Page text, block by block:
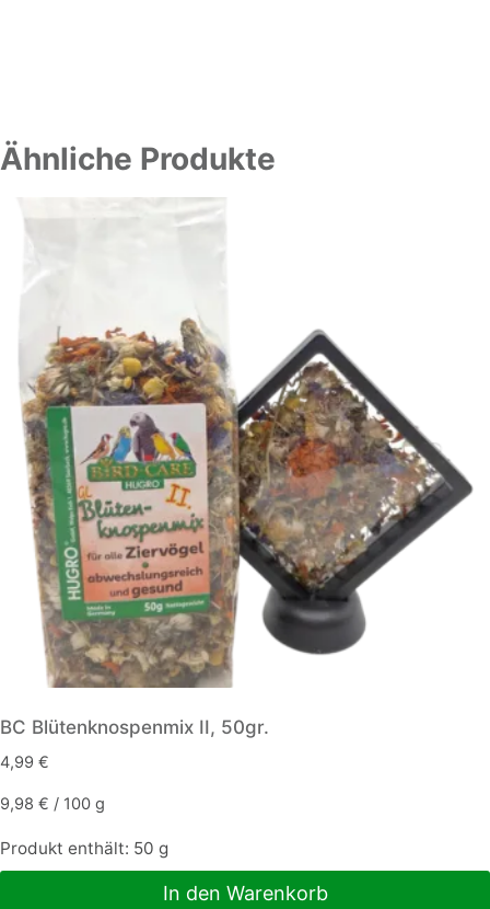
Ähnliche Produkte
BC Blütenknospenmix II, 50gr.
4,99 €
9,98 € / 100 g
Produkt enthält: 50 g
In den Warenkorb